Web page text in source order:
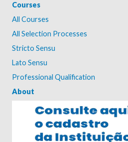
Courses
All Courses
All Selection Processes
Stricto Sensu
Lato Sensu
Professional Qualification
About